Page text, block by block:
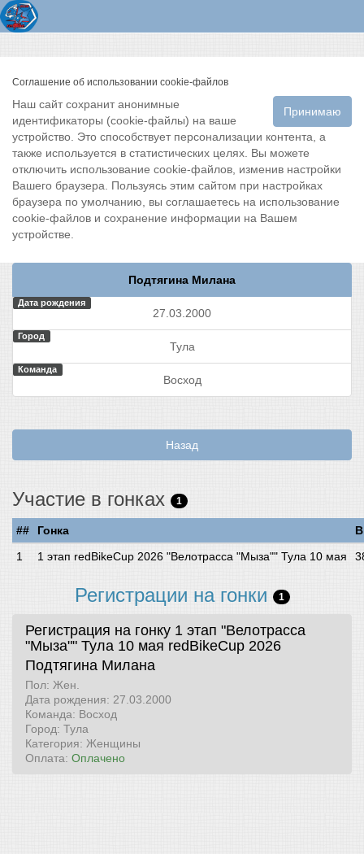
Соглашение об использовании cookie-файлов
Принимаю
Наш сайт сохранит анонимные
идентификаторы (cookie-файлы) на ваше
устройство. Это способствует персонализации контента, а
также используется в статистических целях. Вы можете
отключить использование cookie-файлов, изменив настройки
Вашего браузера. Пользуясь этим сайтом при настройках
браузера по умолчанию, вы соглашаетесь на использование
cookie-файлов и сохранение информации на Вашем
устройстве.
Подтягина Милана
Дата рождения
27.03.2000
Город
Тула
Команда
Восход
Назад
Участие в гонках 1
## Гонка
1 этап redBikeCup 2026 "Велотрасса "Мыза"" Тула 10 мая
Регистрации на гонки 1
Регистрация на гонку 1 этап "Велотрасса
"Мыза"" Тула 10 мая redBikeCup 2026
Подтягина Милана
Пол: Жен.
Дата рождения: 27.03.2000
Команда: Восход
Город: Тула
Категория: Женщины
Оплата: Оплачено